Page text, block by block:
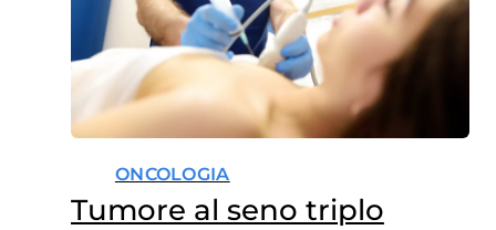
ONCOLOGIA
Tumore al seno triplo